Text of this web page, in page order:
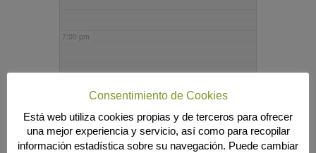
7:00 pm
9:00 pm
Consentimiento de Cookies
Está web utiliza cookies propias y de terceros para ofrecer
una mejor experiencia y servicio, así como para recopilar
información estadística sobre su navegación. Puede cambiar